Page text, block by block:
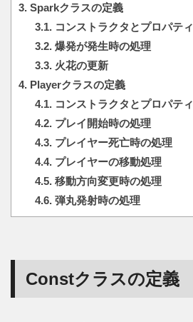
3. Sparkクラスの定義
3.1.コンストラクタとプロパティ
3.2.爆発が発生時の処理
3.3.火花の更新
4. Playerクラスの定義
4.1.コンストラクタとプロパティ
4.2.プレイ開始時の処理
4.3.プレイヤー死亡時の処理
4.4.プレイヤーの移動処理
4.5.移動方向変更時の処理
4.6.弾丸発射時の処理
Constクラスの定義